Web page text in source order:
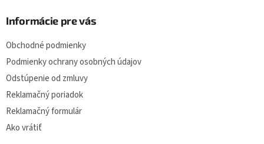
Informácie pre vás
Obchodné podmienky
Podmienky ochrany osobných údajov
Odstúpenie od zmluvy
Reklamačný poriadok
Reklamačný formulár
Ako vrátiť